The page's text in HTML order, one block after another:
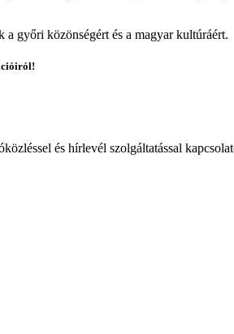
győri közönségért és a magyar kultúráért.
és hírlevél szolgáltatással